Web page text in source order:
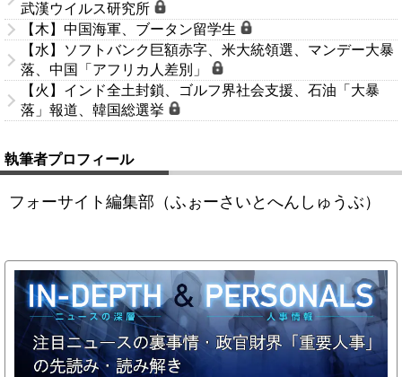
武漢ウイルス研究所
【木】中国海軍、ブータン留学生
【水】ソフトバンク巨額赤字、米大統領選、マンデー大暴
落、中国「アフリカ人差別」
【火】インド全土封鎖、ゴルフ界社会支援、石油「大暴
落」報道、韓国総選挙
執筆者プロフィール
フォーサイト編集部（ふぉーさいとへんしゅうぶ）